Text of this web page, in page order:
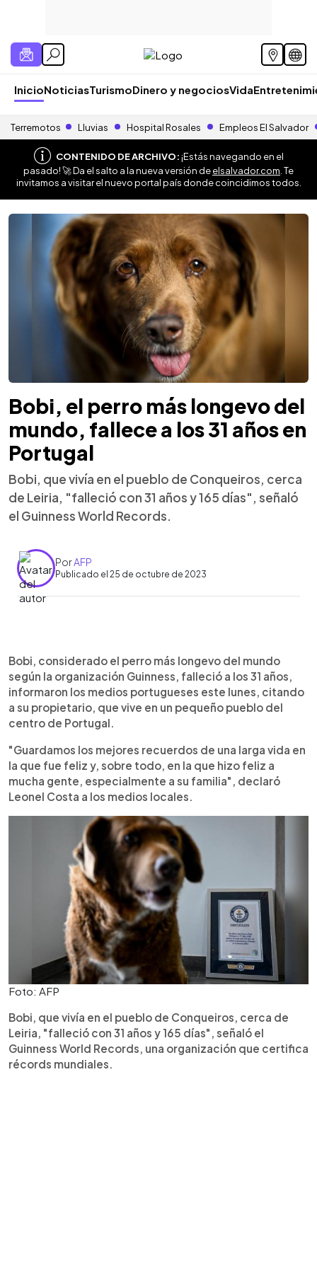
InicioNoticiasTurismoDinero y negociosVida
Terremotos Lluvias Hospital Rosales Empleos El Salvador
CONTENIDO DE ARCHIVO:¡Estás navegando en el
pasado! 🚀 Da el salto a la nueva versión deelsalvador.com . Te
invitamos a visitar el nuevo portal país donde coincidimos todos.
Bobi, el perro más longevo del
mundo, fallece a los 31 años en
Portugal
Bobi, que vivía en el pueblo de Conqueiros, cerca
de Leiria, "falleció con 31 años y 165 días", señaló
el Guinness World Records.
PorAFP
Publicado el 25 de octubre de 2023
Escuchar artículo
Bobi, considerado el perro más longevo del mundo
según la organización Guinness, falleció a los 31 años,
informaron los medios portugueses este lunes, citando
a su propietario, que vive en un pequeño pueblo del
centro de Portugal.
"Guardamos los mejores recuerdos de una larga vida en
la que fue feliz y, sobre todo, en la que hizo feliz a
mucha gente, especialmente a su familia", declaró
Leonel Costa a los medios locales.
Foto: AFP
Bobi, que vivía en el pueblo de Conqueiros, cerca de
Leiria, "falleció con 31 años y 165 días", señaló el
Guinness World Records, una organización que certifica
récords mundiales.